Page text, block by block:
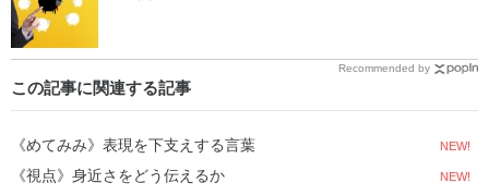
Recommended by
この記事に関連する記事
《めてみみ》表現を下支えする言葉 NEW!
《視点》身近さをどう伝えるか NEW!